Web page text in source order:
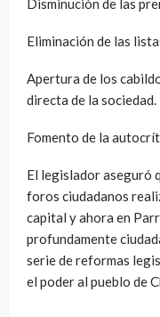
Disminución de las
Eliminación de las
Apertura de los
directa de la sociedad.
Fomento de la
El legislador aseguró
foros ciudadanos
capital y ahora en
profundamente
serie de reformas
el poder al pueblo de